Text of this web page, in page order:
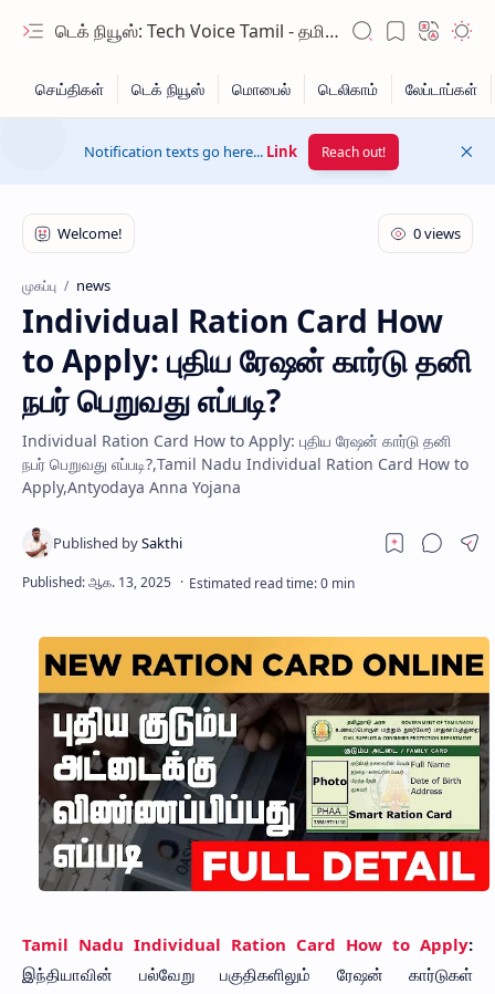
டெக் நியூஸ்: Tech Voice Tamil - தமிழ் டெக் & 2026 AI செய்திகள்.
Hidden Menu
Hidden Menu
Notification texts go here... Link Reach out!
முகப்பு news
Individual Ration Card How
to Apply: புதிய ரேஷன் கார்டு தனி
நபர் பெறுவது எப்படி?
Individual Ration Card How to Apply: புதிய ரேஷன் கார்டு தனி
நபர் பெறுவது எப்படி?,Tamil Nadu Individual Ration Card How to
Apply,Antyodaya Anna Yojana
Tamil Nadu Individual Ration Card How to Apply:
இந்தியாவின் பல்வேறு பகுதிகளிலும் ரேஷன் கார்டுகள்